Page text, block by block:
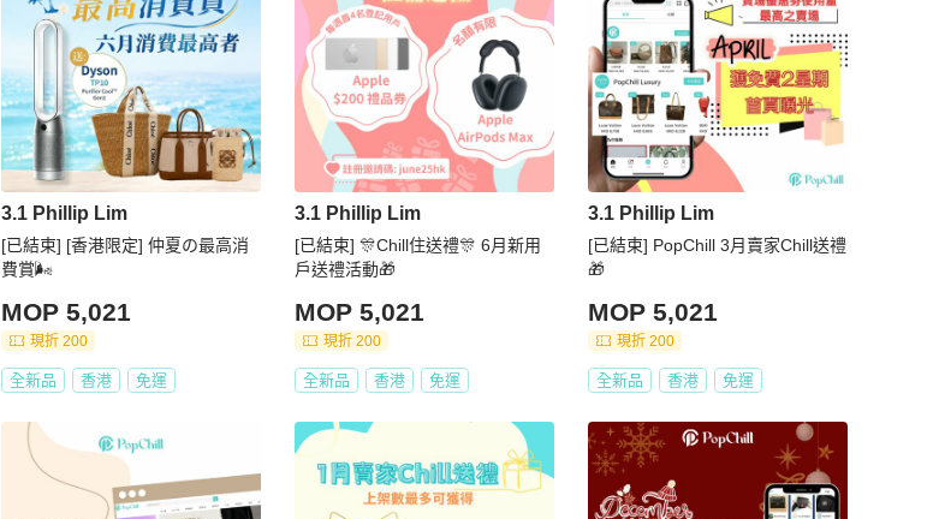
3.1 Phillip Lim
[已結束] [香港限定] 仲夏の最高消
費賞🌬️
MOP 5,021
現折 200
全新品 香港 免運
3.1 Phillip Lim
[已結束] 🎊Chill住送禮🎊 6月新用
戶送禮活動🎁
MOP 5,021
現折 200
全新品 香港 免運
3.1 Phillip Lim
[已結束] PopChill 3月賣家Chill送禮
🎁
MOP 5,021
現折 200
全新品 香港 免運